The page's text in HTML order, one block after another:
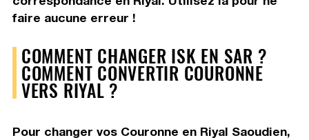
faire aucune erreur !
COMMENT CHANGER ISK EN SAR ?
COMMENT CONVERTIR COURONNE
VERS RIYAL ?
Pour changer vos Couronne en Riyal Saoudien,